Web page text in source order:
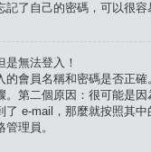
記了自己的密碼，可以很
是無法登入！
的會員名稱和密碼是否正
。第二個原因：很可能是
了 e-mail，那麼就按照其
理員。